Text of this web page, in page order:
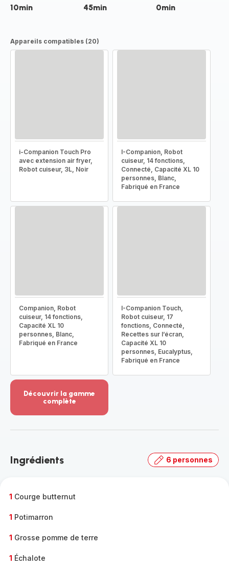
10min 45min 0min
Appareils compatibles (20)
i-Companion Touch Pro
avec extension air fryer,
Robot cuiseur, 3L, Noir
I-Companion, Robot
cuiseur, 14 fonctions,
Connecté, Capacité XL 10
personnes, Blanc,
Fabriqué en France
Companion, Robot
cuiseur, 14 fonctions,
Capacité XL 10
personnes, Blanc,
Fabriqué en France
I-Companion Touch,
Robot cuiseur, 17
fonctions, Connecté,
Recettes sur l’écran,
Capacité XL 10
personnes, Eucalyptus,
Fabriqué en France
Découvrir la gamme
complète
-
gamme
Ingrédients 6 personnes
1 Courge butternut
1 Potimarron
1 Grosse pomme de terre
1 Échalote